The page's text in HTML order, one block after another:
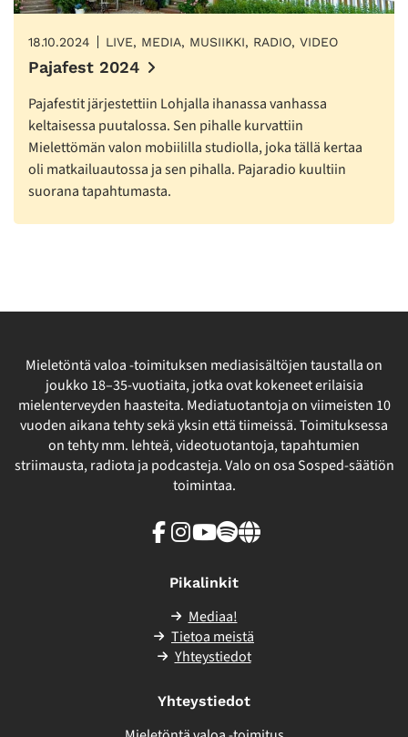
18.10.2024 LIVE, MEDIA, MUSIIKKI, RADIO, VIDEO
Pajafest 2024
Pajafestit järjestettiin Lohjalla ihanassa vanhassa
keltaisessa puutalossa. Sen pihalle kurvattiin
Mielettömän valon mobiililla studiolla, joka tällä kertaa
oli matkailuautossa ja sen pihalla. Pajaradio kuultiin
suorana tapahtumasta.
Mieletöntä valoa -toimituksen mediasisältöjen taustalla on
joukko 18–35-vuotiaita, jotka ovat kokeneet erilaisia
mielenterveyden haasteita. Mediatuotantoja on viimeisten 10
vuoden aikana tehty sekä yksin että tiimeissä. Toimituksessa
on tehty mm. lehteä, videotuotantoja, tapahtumien
striimausta, radiota ja podcasteja. Valo on osa Sosped-säätiön
toimintaa.
Facebook
Instagram
Youtube
SpotifyLinkki
Pikalinkit
Mediaa!
Tietoa meistä
Yhteystiedot
Yhteystiedot